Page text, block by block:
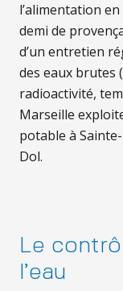
l’alimentation
demi de
d’un entretien
des eaux brutes
radioactivité,
Marseille
potable à
Dol.
Le
l’eau